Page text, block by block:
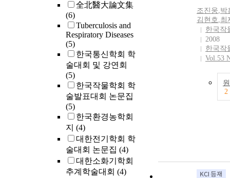
全北醫大論文集
(6)
Tuberculosis and
Respiratory Diseases
(5)
한국통신학회 학
술대회 및 강연회
(5)
한국작물학회 학
술발표대회 논문집
(5)
한국환경농학회
지 (4)
대한전기학회 학
술대회 논문집 (4)
대한소화기학회
추계학술대회 (4)
조진웅,박
김현호,최
한국작
2008
한국작
Vol.53
2